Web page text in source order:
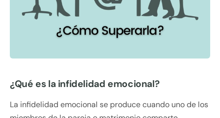
¿Qué es la infidelidad emocional?
La infidelidad emocional se produce cuando uno de los